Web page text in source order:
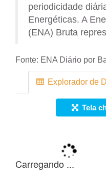
periodicidade
Energéticas. A
(ENA) Bruta
Fonte: ENA Diário por
Explorador de
Tela